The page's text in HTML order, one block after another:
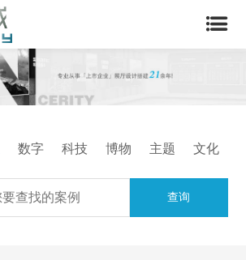
数字 科技 博物 主题 文化
查询